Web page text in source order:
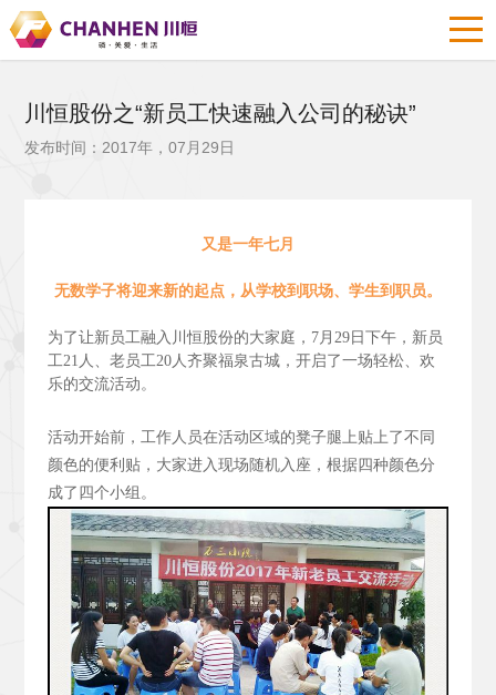
川恒股份之“新员工快速融入公司的秘诀”
发布时间：2017年，07月29日
又是一年七月
无数学子将迎来新的起点，从学校到职场、学生到职员。
为了让新员工融入川恒股份的大家庭，7月29日下午，新员
工21人、老员工20人齐聚福泉古城，开启了一场轻松、欢
乐的交流活动。
活动开始前，工作人员在活动区域的凳子腿上贴上了不同
颜色的便利贴，大家进入现场随机入座，根据四种颜色分
成了四个小组。